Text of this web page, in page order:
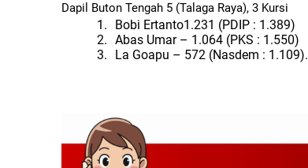
Dapil Buton Tengah 5 (Talaga Raya), 3 Kursi
1.
Bobi Ertanto1.231 (PDIP : 1.389)
2. Abas Umar – 1.064 (PKS : 1.550)
3.
La Goapu – 572 (Nasdem : 1.109).